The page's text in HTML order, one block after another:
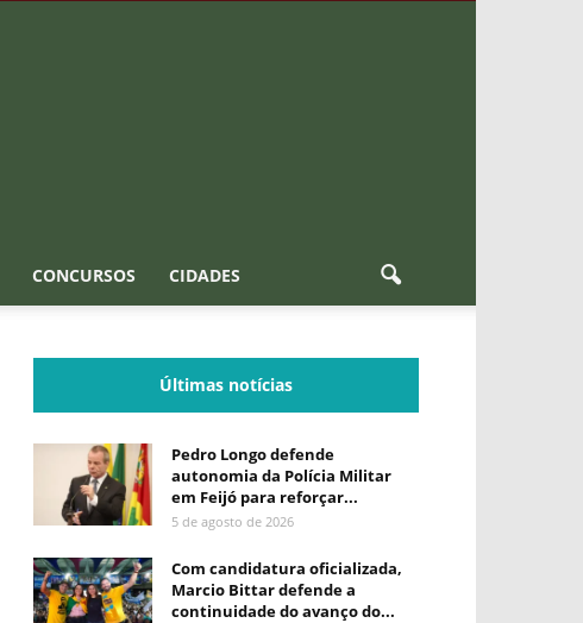
CONCURSOS CIDADES
Últimas notícias
Pedro Longo defende
autonomia da Polícia Militar
em Feijó para reforçar...
5 de agosto de 2026
Com candidatura oficializada,
Marcio Bittar defende a
continuidade do avanço do...